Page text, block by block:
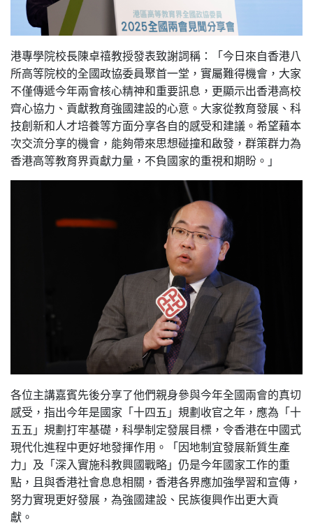
港專學院校長陳卓禧教授發表致謝詞稱：「今日來自香港八
所高等院校的全國政協委員聚首一堂，實屬難得機會，大家
不僅傳遞今年兩會核心精神和重要訊息，更顯示出香港高校
齊心協力、貢獻教育強國建設的心意。大家從教育發展、科
技創新和人才培養等方面分享各自的感受和建議。希望藉本
次交流分享的機會，能夠帶來思想碰撞和啟發，群策群力為
香港高等教育界貢獻力量，不負國家的重視和期盼。」
各位主講嘉賓先後分享了他們親身參與今年全國兩會的真切
感受，指出今年是國家「十四五」規劃收官之年，應為「十
五五」規劃打牢基礎，科學制定發展目標，令香港在中國式
現代化進程中更好地發揮作用。「因地制宜發展新質生產
力」及「深入實施科教興國戰略」仍是今年國家工作的重
點，且與香港社會息息相關，香港各界應加強學習和宣傳，
努力實現更好發展，為強國建設、民族復興作出更大貢
獻。